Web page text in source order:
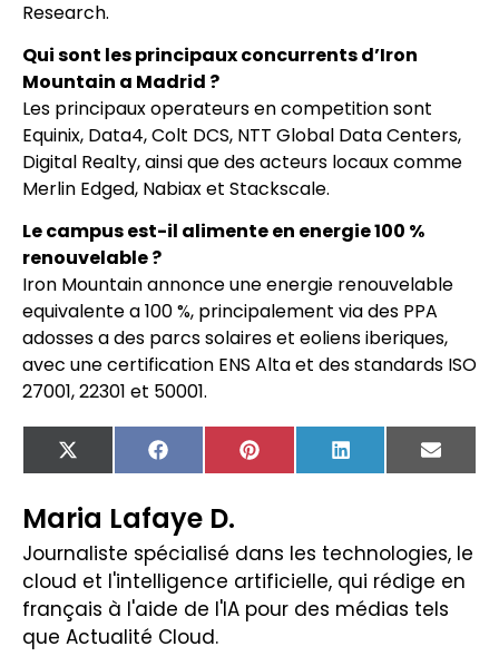
Research.
Qui sont les principaux concurrents d’Iron
Mountain a Madrid ?
Les principaux operateurs en competition sont
Equinix, Data4, Colt DCS, NTT Global Data Centers,
Digital Realty, ainsi que des acteurs locaux comme
Merlin Edged, Nabiax et Stackscale.
Le campus est-il alimente en energie 100 %
renouvelable ?
Iron Mountain annonce une energie renouvelable
equivalente a 100 %, principalement via des PPA
adosses a des parcs solaires et eoliens iberiques,
avec une certification ENS Alta et des standards ISO
27001, 22301 et 50001.
X
(Twitter)
FacebookPinterest LinkedIn Email
Maria Lafaye D.
Journaliste spécialisé dans les technologies, le
cloud et l'intelligence artificielle, qui rédige en
français à l'aide de l'IA pour des médias tels
que Actualité Cloud.